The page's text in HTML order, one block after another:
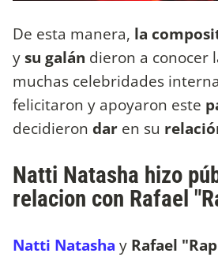
De esta manera, la
ysu galán dieron a conocer
muchas celebridades
felicitaron y apoyaron este
decidieron dar en su
Natti Natasha hizo
relacion con Rafael
Natti Natasha y Rafael